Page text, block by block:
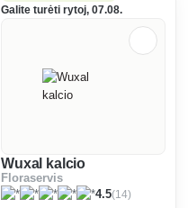
Galite turėti rytoj, 07.08.
Wuxal kalcio
Floraservis
4.5(14)